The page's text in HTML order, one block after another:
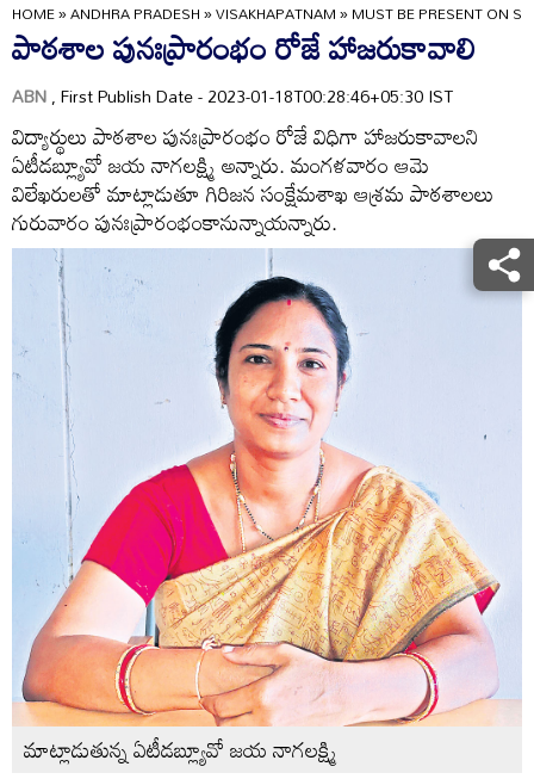
HOME»ANDHRA PRADESH»VISAKHAPATNAM»MUST BE PRESENT ON
పాఠశాల పునఃప్రారంభం రోజే హాజరుకావాలి
ABN, First Publish Date - 2023-01-18T00:28:46+05:30 IST
విద్యార్థులు పాఠశాల పునఃప్రారంభం రోజే విధిగా హాజరుకావాలని
ఏటీడబ్ల్యూవో జయ నాగలక్ష్మి అన్నారు. మంగళవారం ఆమె
విలేఖరులతో మాట్లాడుతూ గిరిజన సంక్షేమశాఖ ఆశ్రమ పాఠశాలలు
గురువారం పునఃప్రారంభంకానున్నాయన్నారు.
మాట్లాడుతున్న ఏటీడబ్ల్యూవో జయ నాగలక్ష్మి